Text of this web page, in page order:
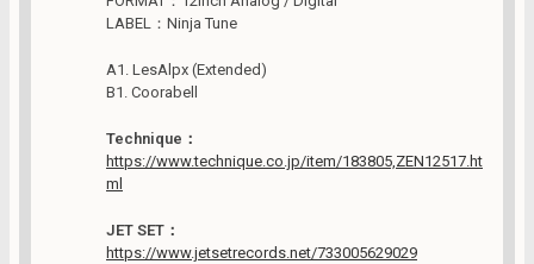
LABEL：Ninja Tune
A1. LesAlpx (Extended)
B1. Coorabell
Technique：
https://www.technique.co.jp/item/183805,ZEN12517.ht
ml
JET SET：
https://www.jetsetrecords.net/733005629029